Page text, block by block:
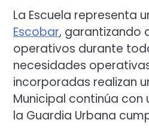
La Escuela representa
Escobar, garantizando
operativos durante
necesidades
incorporadas realizan
Municipal continúa
la Guardia Urbana